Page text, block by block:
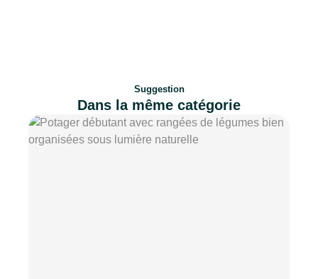
Suggestion
Dans la même catégorie